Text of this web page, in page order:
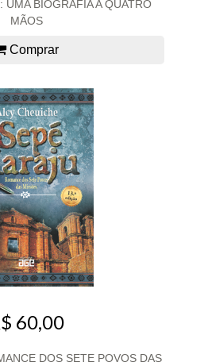
UMA BIOGRAFIA A QUATRO
MÃOS
Comprar
60,00
DOS SETE POVOS DAS